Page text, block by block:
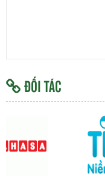
ĐỐI TÁC